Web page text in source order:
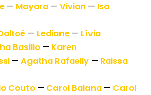
— Mayara — Vivian — Isa
— Lediane — Lívia
Basilio — Karen
— Agatha Rafaelly — Raissa
Couto — Carol Baiana — Carol